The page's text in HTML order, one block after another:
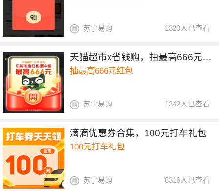
1320人已查看
苏宁易购
天猫超市x省钱购，抽最高666元红包
抽最高666元红包
1342人已查看
苏宁易购
滴滴优惠券合集，100元打车礼包
100元打车礼包
8316人已查看
苏宁易购